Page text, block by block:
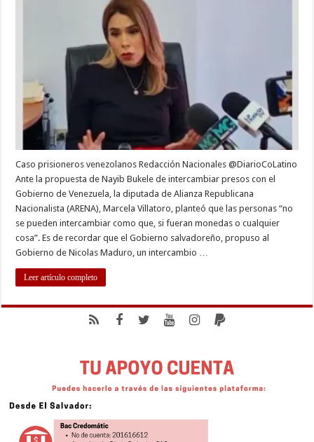
se
pueden
intercambiar
presos
como
si
fueran
monedas
cualquier
cosa”:
Caso prisioneros venezolanos Redacción Nacionales @DiarioCoLatino
Ante la propuesta de Nayib Bukele de intercambiar presos con el
Gobierno de Venezuela, la diputada de Alianza Republicana
Nacionalista (ARENA), Marcela Villatoro, planteó que las personas “no
se pueden intercambiar como que, si fueran monedas o cualquier
cosa”. Es de recordar que el Gobierno salvadoreño, propuso al
Gobierno de Nicolas Maduro, un intercambio …
Leer artículo completo